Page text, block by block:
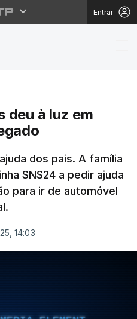
Entrar
anos
deu à luz em
dos pais. A família
SNS24 a pedir ajuda
para ir de automóvel
14:03